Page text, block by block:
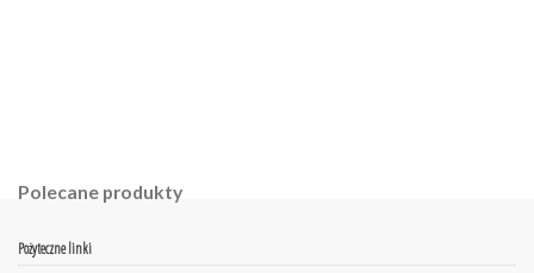
Polecane produkty
Pożyteczne linki